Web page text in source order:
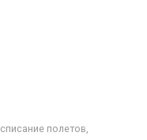
полетов,